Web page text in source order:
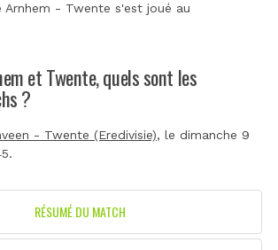
Arnhem - Twente s'est joué au
et Twente, quels sont les
?
- Twente (Eredivisie), le dimanche 9
RÉSUMÉ DU MATCH